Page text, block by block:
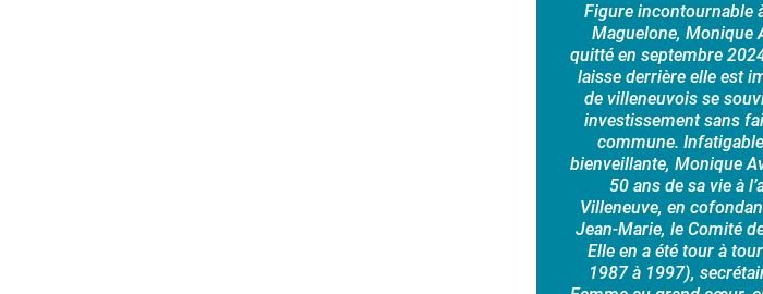
Figure incontournable
Maguelone, Monique
quitté en septembre
laisse derrière elle est
de villeneuvois se
investissement sans
commune.
bienveillante, Monique
50 ans de sa vie à
Villeneuve, en
Jean-Marie, le Comité
Elle en a été tour à
1987 à 1997),